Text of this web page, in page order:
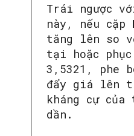
Trái ngược
này, nếu cặp
tăng lên so
tại hoặc
3,5321, phe
đẩy giá lên
kháng cự của
dần.